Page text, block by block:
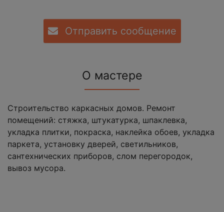
Отправить сообщение
О мастере
Строительство каркасных домов. Ремонт
помещений: стяжка, штукатурка, шпаклевка,
укладка плитки, покраска, наклейка обоев, укладка
паркета, установку дверей, светильников,
сантехнических приборов, слом перегородок,
вывоз мусора.